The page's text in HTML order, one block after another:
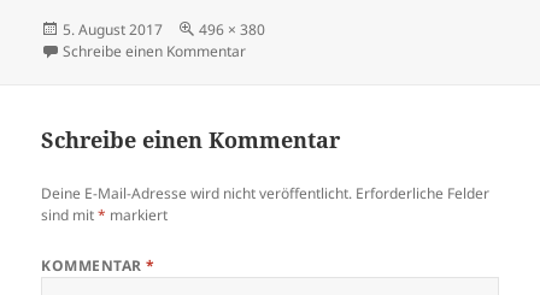
Veröffentlicht
am
5. August 2017
Volle
Größe
496 × 380
Schreibe einen Kommentarzu baustelle
Schreibe einen Kommentar
Deine E-Mail-Adresse wird nicht veröffentlicht. Erforderliche Felder
sind mit* markiert
KOMMENTAR*